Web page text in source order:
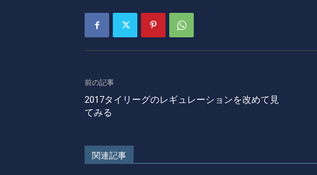
前の記事
2017タイリーグのレギュレーションを改めて見
てみる
関連記事